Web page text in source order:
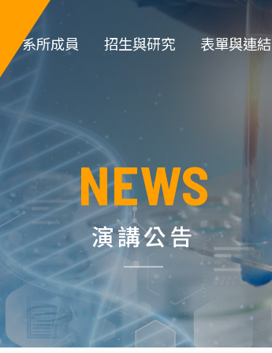
系所成員
專案教師
職員
退休教師
名譽教授
榮譽講座教授
招生與研究
特色實驗室
儀器租借
環安衛資訊
高中職生園地
化工營
表單與連結
學生類表單
碩士班口試作業流
NEWS
演講公告